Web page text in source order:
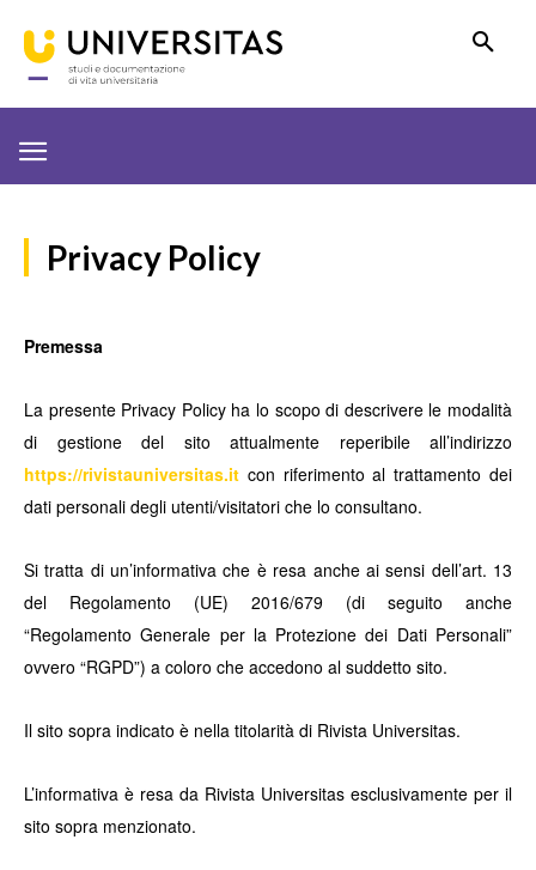
Privacy Policy
Premessa
La presente Privacy Policy ha lo scopo di descrivere le modalità
di gestione del sito attualmente reperibile all’indirizzo
https://rivistauniversitas.it con riferimento al trattamento dei
dati personali degli utenti/visitatori che lo consultano.
Si tratta di un’informativa che è resa anche ai sensi dell’art. 13
del Regolamento (UE) 2016/679 (di seguito anche
“Regolamento Generale per la Protezione dei Dati Personali”
ovvero “RGPD”) a coloro che accedono al suddetto sito.
Il sito sopra indicato è nella titolarità di Rivista Universitas.
L’informativa è resa da Rivista Universitas esclusivamente per il
sito sopra menzionato.